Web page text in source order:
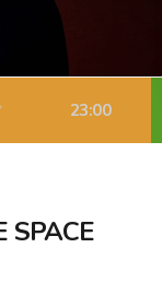
23:00
SPACE